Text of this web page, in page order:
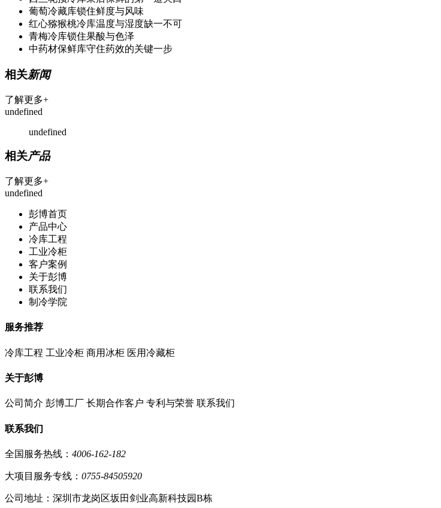
葡萄冷藏库锁住鲜度与风味
红心猕猴桃冷库温度与湿度缺一不可
青梅冷库锁住果酸与色泽
中药材保鲜库守住药效的关键一步
相关新闻
了解更多+
undefined
undefined
相关产品
了解更多+
undefined
彭博首页
产品中心
冷库工程
工业冷柜
客户案例
关于彭博
联系我们
制冷学院
服务推荐
冷库工程 工业冷柜 商用冰柜 医用冷藏柜
关于彭博
公司简介 彭博工厂 长期合作客户 专利与荣誉 联系我们
联系我们
全国服务热线： 4006-162-182
大项目服务专线： 0755-84505920
公司地址：深圳市龙岗区坂田剑业高新科技园B栋